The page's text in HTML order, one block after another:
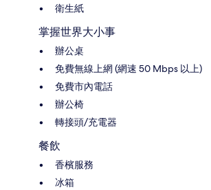
衛生紙
掌握世界大小事
辦公桌
免費無線上網 (網速 50 Mbps 以上)
免費市內電話
辦公椅
轉接頭/充電器
餐飲
香檳服務
冰箱